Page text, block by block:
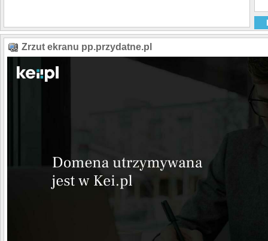
Zrzut ekranu pp.przydatne.pl